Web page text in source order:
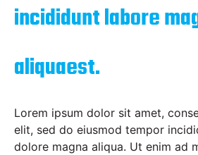
incididunt labore
aliquaest.
Lorem ipsum dolor sit amet,
elit, sed do eiusmod tempor
dolore magna aliqua. Ut enim ad